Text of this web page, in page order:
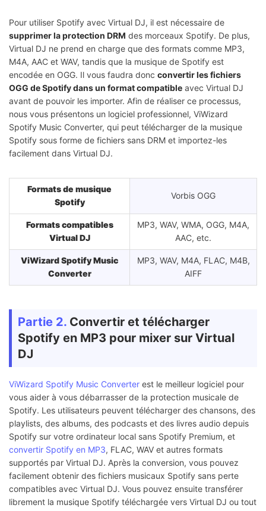
Pour utiliser Spotify avec Virtual DJ, il est nécessaire de
supprimer la protection DRM des morceaux Spotify. De plus,
Virtual DJ ne prend en charge que des formats comme MP3,
M4A, AAC et WAV, tandis que la musique de Spotify est
encodée en OGG. Il vous faudra donc convertir les fichiers
OGG de Spotify dans un format compatible avec Virtual DJ
avant de pouvoir les importer. Afin de réaliser ce processus,
nous vous présentons un logiciel professionnel, ViWizard
Spotify Music Converter, qui peut télécharger de la musique
Spotify sous forme de fichiers sans DRM et importez-les
facilement dans Virtual DJ.
Formats de musique
Spotify
Vorbis OGG
Formats compatibles
Virtual DJ
MP3, WAV, WMA, OGG, M4A,
AAC, etc.
ViWizard Spotify Music
Converter
MP3, WAV, M4A, FLAC, M4B,
AIFF
Partie 2. Convertir et télécharger
Spotify en MP3 pour mixer sur Virtual
DJ
ViWizard Spotify Music Converter est le meilleur logiciel pour
vous aider à vous débarrasser de la protection musicale de
Spotify. Les utilisateurs peuvent télécharger des chansons, des
playlists, des albums, des podcasts et des livres audio depuis
Spotify sur votre ordinateur local sans Spotify Premium, et
convertir Spotify en MP3, FLAC, WAV et autres formats
supportés par Virtual DJ. Après la conversion, vous pouvez
facilement obtenir des fichiers musicaux Spotify sans perte
compatibles avec Virtual DJ. Vous pouvez ensuite transférer
librement la musique Spotify téléchargée vers Virtual DJ ou tout